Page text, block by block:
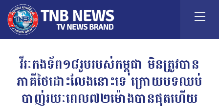
វីរៈកងទ័ព១៨រូបរបស់កម្ពុជា មិនត្រូវបាន
ភាគីថៃដោះលែងនោះទេ ក្រោយបទឈប់
បាញ់រយៈពេល៧២ម៉ោងបានផុតហើយ